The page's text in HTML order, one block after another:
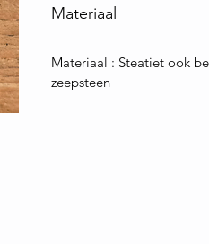
Materiaal
Materiaal : Steatiet ook
zeepsteen